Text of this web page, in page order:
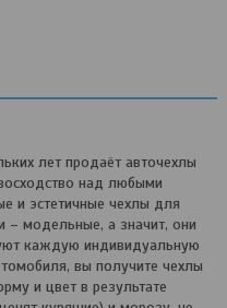
лет продаёт авточехлы
над любыми
и эстетичные чехлы для
– модельные, а значит, они
каждую индивидуальную
вы получите чехлы
и цвет в результате